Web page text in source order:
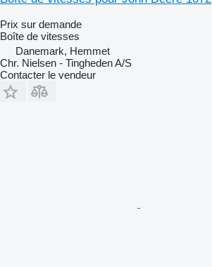
Prix sur demande
Boîte de vitesses
Danemark, Hemmet
Chr. Nielsen - Tingheden A/S
Contacter le vendeur